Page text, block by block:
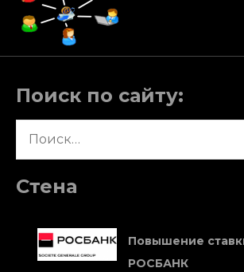
Поиск по сайту:
Стена
Повышение
РОСБАНК